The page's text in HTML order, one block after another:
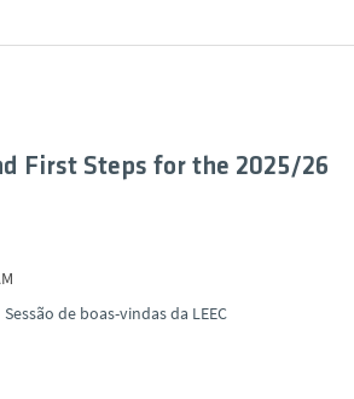
First Steps for the 2025/26
Sessão de boas-vindas da LEEC